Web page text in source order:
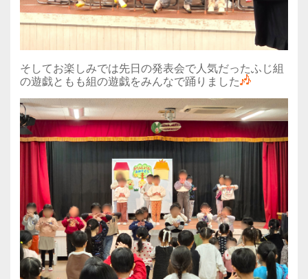
そしてお楽しみでは先日の発表会で人気だったふじ組
の遊戯ともも組の遊戯をみんなで踊りました